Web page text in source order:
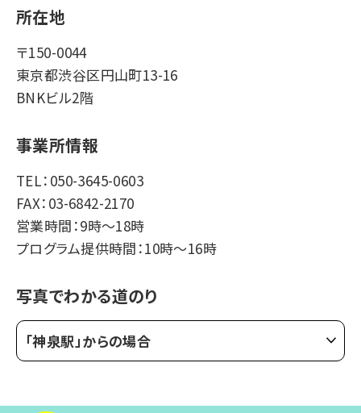
所在地
〒150-0044
東京都渋谷区円山町13-16
BNKビル2階
事業所情報
TEL：050-3645-0603
FAX：03-6842-2170
営業時間：9時～18時
プログラム提供時間：10時～16時
写真でわかる道のり
「神泉駅」からの場合